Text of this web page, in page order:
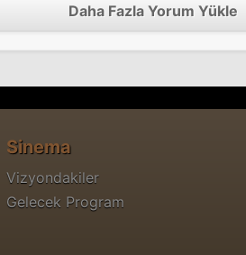
Daha Fazla Yorum Yükle
Sinema
Vizyondakiler
Gelecek Program